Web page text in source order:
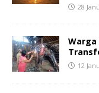
28
Warga
12